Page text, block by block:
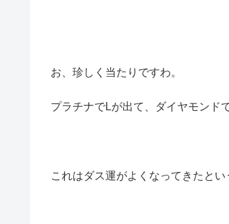
お、珍しく当たりですわ。
プラチナでLが出て、ダイヤモンド
これはダス運がよくなってきたと